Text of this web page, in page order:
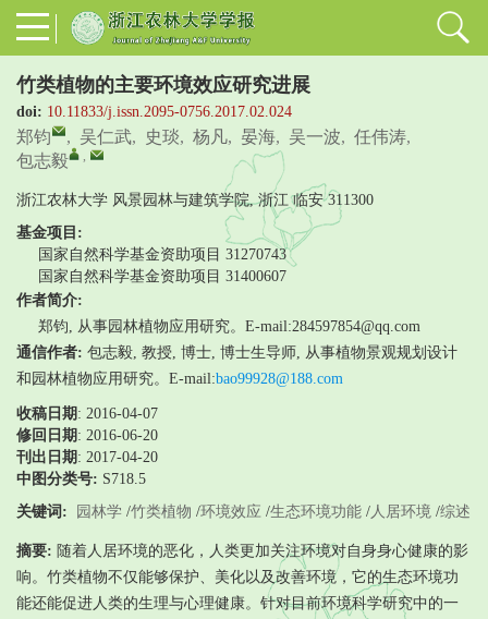
竹类植物的主要环境效应研究进展
doi: 10.11833/j.issn.2095-0756.2017.02.024
郑钧 , 吴仁武, 史琰, 杨凡, 晏海, 吴一波, 任伟涛,
包志毅
,
浙江农林大学 风景园林与建筑学院, 浙江 临安 311300
基金项目:
国家自然科学基金资助项目 31270743
国家自然科学基金资助项目 31400607
作者简介:
郑钧, 从事园林植物应用研究。E-mail:284597854@qq.com
通信作者: 包志毅, 教授, 博士, 博士生导师, 从事植物景观规划设计
和园林植物应用研究。E-mail:bao99928@188.com
收稿日期 : 2016-04-07
修回日期 : 2016-06-20
刊出日期 : 2017-04-20
中图分类号: S718.5
关键词:
园林学 /竹类植物 /环境效应 /生态环境功能 / 人居环境 /综述
摘要: 随着人居环境的恶化，人类更加关注环境对自身身心健康的影
响。竹类植物不仅能够保护、美化以及改善环境，它的生态环境功
能还能促进人类的生理与心理健康。针对目前环境科学研究中的一